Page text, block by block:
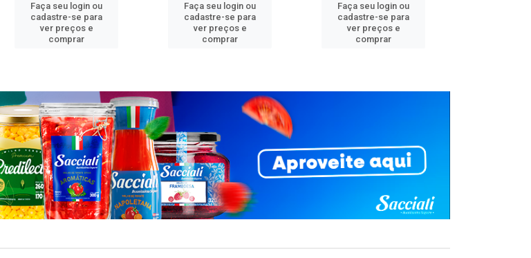
Faça seu login ou
cadastre-se para
ver preços e
comprar
Faça seu login ou
cadastre-se para
ver preços e
comprar
Faça seu login ou
cadastre-se para
ver preços e
comprar